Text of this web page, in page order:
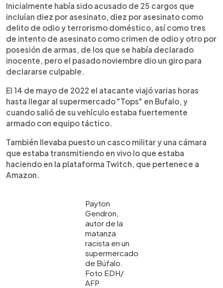
Inicialmente había sido acusado de 25 cargos que
incluían diez por asesinato, diez por asesinato como
delito de odio y terrorismo doméstico, así como tres
de intento de asesinato como crimen de odio y otro por
posesión de armas, de los que se había declarado
inocente, pero el pasado noviembre dio un giro para
declararse culpable.
El 14 de mayo de 2022 el atacante viajó varias horas
hasta llegar al supermercado "Tops" en Bufalo, y
cuando salió de su vehículo estaba fuertemente
armado con equipo táctico.
También llevaba puesto un casco militar y una cámara
que estaba transmitiendo en vivo lo que estaba
haciendo en la plataforma Twitch, que pertenece a
Amazon.
Payton
Gendron,
autor de la
matanza
racista en un
supermercado
de Búfalo.
Foto EDH/
AFP